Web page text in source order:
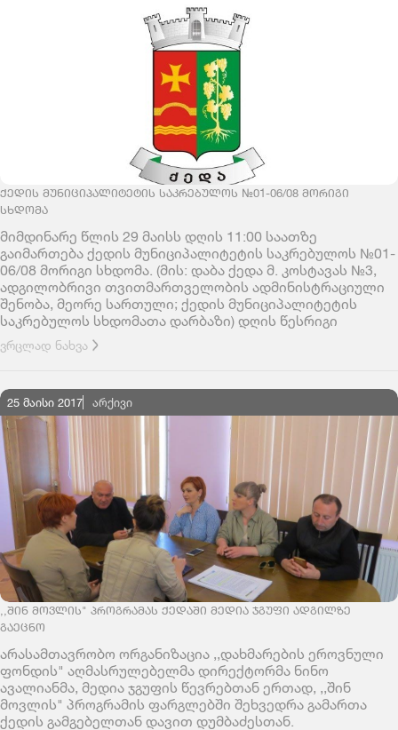
ᲥᲔᲓᲘᲡ ᲛᲣᲜᲘᲪᲘᲞᲐᲚᲘᲢᲔᲢᲘᲡ ᲡᲐᲙᲠᲔᲑᲣᲚᲝᲡ №01-06/08 ᲛᲝᲠᲘᲒᲘ
ᲡᲮᲓᲝᲛᲐ
მიმდინარე წლის 29 მაისს დღის 11:00 საათზე
გაიმართება ქედის მუნიციპალიტეტის საკრებულოს №01-
06/08 მორიგი სხდომა. (მის: დაბა ქედა მ. კოსტავას №3,
ადგილობრივი თვითმართველობის ადმინისტრაციული
შენობა, მეორე სართული; ქედის მუნიციპალიტეტის
საკრებულოს სხდომათა დარბაზი) დღის წესრიგი
ვრცლად ნახვა
25 მაისი 2017 ᲐᲠᲥᲘᲕᲘ
,,ᲨᲘᲜ ᲛᲝᲕᲚᲘᲡ" ᲞᲠᲝᲒᲠᲐᲛᲐᲡ ᲥᲔᲓᲐᲨᲘ ᲛᲔᲓᲘᲐ ᲯᲒᲣᲤᲘ ᲐᲓᲒᲘᲚᲖᲔ
ᲒᲐᲔᲪᲜᲝ
არასამთავრობო ორგანიზაცია ,,დახმარების ეროვნული
ფონდის" აღმასრულებელმა დირექტორმა ნინო
ავალიანმა, მედია ჯგუფის წევრებთან ერთად, ,,შინ
მოვლის" პროგრამის ფარგლებში შეხვედრა გამართა
ქედის გამგებელთან დავით დუმბაძესთან.